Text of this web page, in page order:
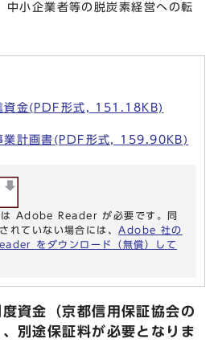
中小企業者等の脱炭素経営への転
資金(PDF形式, 151.18KB)
業計画書(PDF形式, 159.90KB)
は Adobe Reader が必要です。同
れていない場合には、 Adobe 社の
をダウンロード（無償）して
資金（京都信用保証協会の
別途保証料が必要となりま